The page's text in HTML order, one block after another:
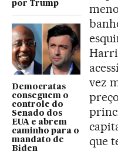
por Trump
Democratas
conseguem o
controle do
Senado dos
EUA e abrem
caminho para o
mandato de
Biden
vez
que